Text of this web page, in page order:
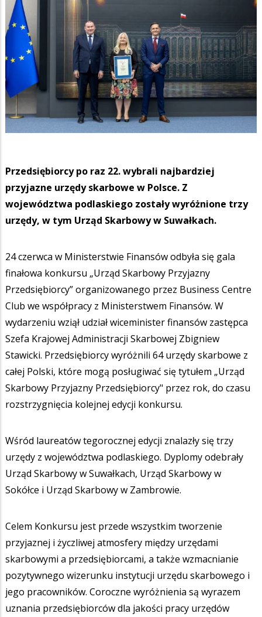
Przedsiębiorcy po raz 22. wybrali najbardziej
przyjazne urzędy skarbowe w Polsce. Z
województwa podlaskiego zostały wyróżnione trzy
urzędy, w tym Urząd Skarbowy w Suwałkach.
24 czerwca w Ministerstwie Finansów odbyła się gala
finałowa konkursu „Urząd Skarbowy Przyjazny
Przedsiębiorcy” organizowanego przez Business Centre
Club we współpracy z Ministerstwem Finansów. W
wydarzeniu wziął udział wiceminister finansów zastępca
Szefa Krajowej Administracji Skarbowej Zbigniew
Stawicki. Przedsiębiorcy wyróżnili 64 urzędy skarbowe z
całej Polski, które mogą posługiwać się tytułem „Urząd
Skarbowy Przyjazny Przedsiębiorcy" przez rok, do czasu
rozstrzygnięcia kolejnej edycji konkursu.
Wśród laureatów tegorocznej edycji znalazły się trzy
urzędy z województwa podlaskiego. Dyplomy odebrały
Urząd Skarbowy w Suwałkach, Urząd Skarbowy w
Sokółce i Urząd Skarbowy w Zambrowie.
Celem Konkursu jest przede wszystkim tworzenie
przyjaznej i życzliwej atmosfery między urzędami
skarbowymi a przedsiębiorcami, a także wzmacnianie
pozytywnego wizerunku instytucji urzędu skarbowego i
jego pracowników. Coroczne wyróżnienia są wyrazem
uznania przedsiębiorców dla jakości pracy urzędów